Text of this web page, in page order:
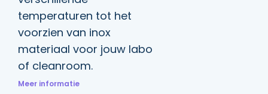
temperaturen tot het
voorzien van inox
materiaal voor jouw labo
of cleanroom.
Meer informatie